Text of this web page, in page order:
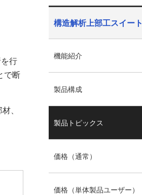
行
で断
、
構造解析上部工スイート
機能紹介
製品構成
製品トピックス
価格（通常）
価格（単体製品ユーザー）